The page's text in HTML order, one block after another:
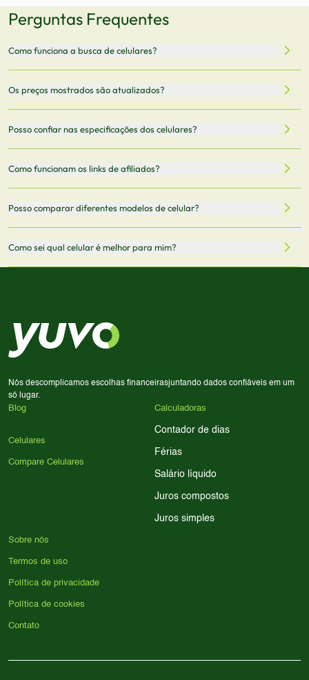
Perguntas Frequentes
Como funciona a busca de celulares?
armazenamento, memória RAM, bateria e conectividade
5G.
Os preços mostrados são atualizados?
vendedor antes de finalizar sua compra.
Posso confiar nas especificações dos celulares?
informações mais recentes de cada modelo.
Como funcionam os links de afiliados?
comissão sem custo adicional para você.
Posso comparar diferentes modelos de celular?
Sim! Você pode selecionar até 3 celulares para comparar
Como sei qual celular é melhor para mim?
processador e bateria são essenciais. Use nossos filtros
para encontrar o celular ideal.
Nós descomplicamos escolhas financeirasjuntando dados confiáveis em um
só lugar.
Blog
Celulares
Compare Celulares
Calculadoras
Contador de dias
Férias
Salário líquido
Juros compostos
Juros simples
Sobre nós
Termos de uso
Política de privacidade
Política de cookies
Contato